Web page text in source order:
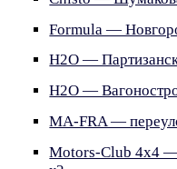
Formula —
H2O —
H2O —
MA-FRA —
Motors-Club 4x4 —